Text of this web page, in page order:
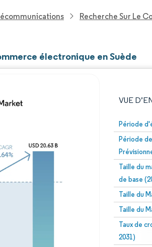
Recherche Sur Le
électronique en Suède
VUE
Période
Période
Taille du
de base
Taille du
Taille du
Taux de
2031)
© Mordor Intelligence. La réutilisation nécessite une